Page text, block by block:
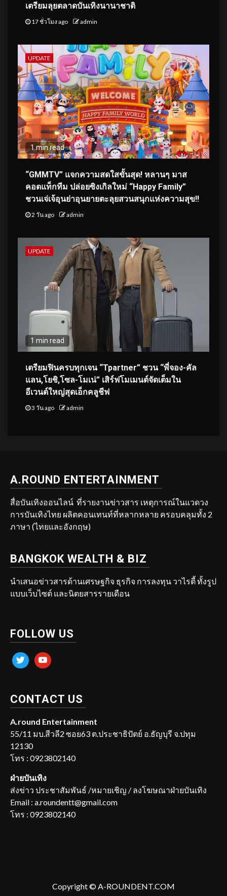
เตรียมลุยตลาดบันเทิงนานาชาติ
17 ชั่วโมง ago admin
UPDATE
1 min read
“GMMTV” แจกความสดใสขั้นสุด! หลานๆ มาส
คอตแท็กทีม ปล่อยซิงเกิลใหม่ “Happy Family”
ชวนเจ่เจ้อุนย่าอุนยายตะลุยสวนสนุกแห่งความสุข!!
2 วัน ago admin
UPDATE
1 min read
เตรียมฟินครบทุกเจน “Tpartner” ชวน “พี่จอง-คัล
แลน,โยชิ,โซล-โมเน่” เสิร์ฟโมเมนต์จัดเต็มใน
อีเวนต์ใหญ่สุดเอ็กคลูชีฟ
3 วัน ago admin
A.ROUND ENTERTAINMENT
สื่อบันเทิงออนไลน์ ที่รายงานข่าวสาร เหตุการณ์ในแวดวง
การบันเทิงไทย ผลิตคอนเทนท์ที่หลากหลาย ครอบคลุมทั้ง 2
ภาษา (ไทยและอังกฤษ)
BANGKOK WEALTH & BIZ
นำเสนอข่าวสารด้านเศรษฐกิจ ธุรกิจ การลงทุน วาไรตี้ ทั้งรูป
แบบเว็บไซต์ และนิตยสารรายเดือน
FOLLOW US
twitter youtube
CONTACT US
A.round Entertainment
55/11 มบ.สีวลี2 ซอย63 ต.ประชาธิปัตย์ อ.ธัญบุรี จ.ปทุม
12130
โทร : 0923802140
ฝ่ายบันเทิง
ส่งข่าว ประชาสัมพันธ์ /หมายเชิญ / ลงโฆษณาฝ่ายบันเทิง
Email : a.roundentt@gmail.com
โทร : 0923802140
Copyright © A-ROUNDENT.COM